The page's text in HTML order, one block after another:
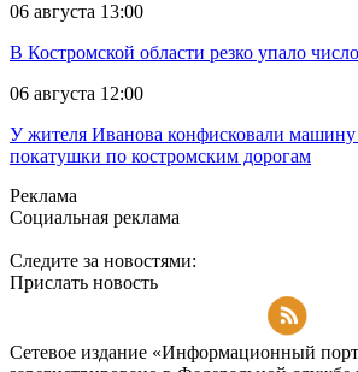
06 августа 13:00
В Костромской области резко упало
06 августа 12:00
У жителя Иванова конфисковали машину
покатушки по костромским дорогам
Реклама
Социальная реклама
Следите за новостями:
Прислать новость
Сетевое издание «Информационный